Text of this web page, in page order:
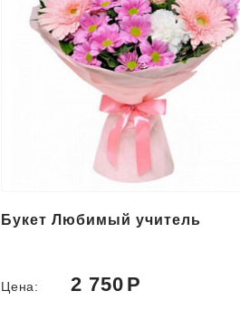
Букет Любимый учитель
Цена: 2 750